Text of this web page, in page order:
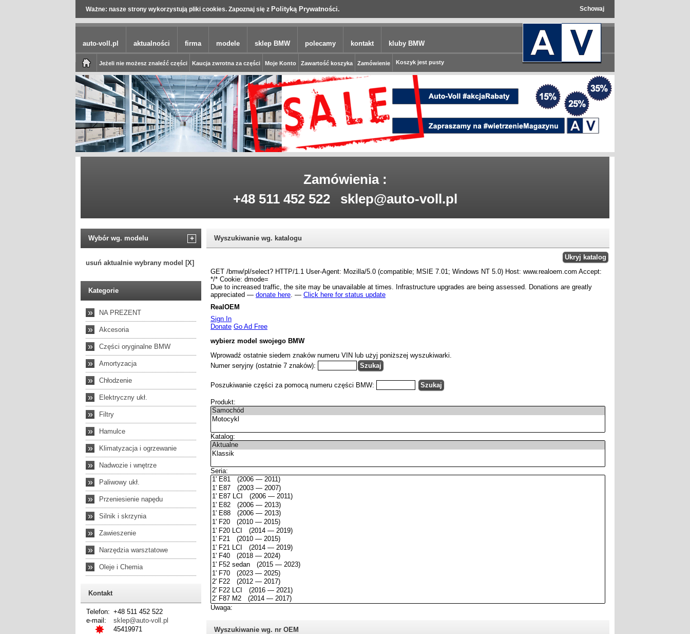
Schowaj
Ważne: nasze strony wykorzystują pliki cookies. Zapoznaj się z Polityką Prywatności.
auto-voll.pl aktualności firma modele sklep BMW polecamy kontakt kluby BMW
Jeżeli nie możesz znaleźć części Kaucja zwrotna za części Moje Konto Zawartość koszyka Zamówienie Koszyk jest pusty
Zamówienia :
+48 511 452 522
sklep@auto-voll.pl
Wybór wg. modelu +
usuń aktualnie wybrany model [X]
Kategorie
» NA PREZENT
» Akcesoria
» Części oryginalne BMW
» Amortyzacja
» Chłodzenie
» Elektryczny ukł.
» Filtry
» Hamulce
» Klimatyzacja i ogrzewanie
» Nadwozie i wnętrze
» Paliwowy ukł.
» Przeniesienie napędu
» Silnik i skrzynia
» Zawieszenie
» Narzędzia warsztatowe
» Oleje i Chemia
Kontakt
Telefon: +48 511 452 522
e-mail:
sklep@auto-voll.pl
45419971
Wyszukiwanie wg. katalogu
Wyszukiwanie wg. nr OEM